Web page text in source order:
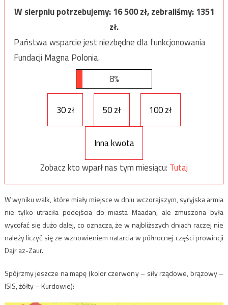
W sierpniu potrzebujemy:16 500zł, zebraliśmy:1351
zł.
Państwa wsparcie jest niezbędne dla funkcjonowania
Fundacji Magna Polonia.
8%
30 zł 50 zł 100 zł
Inna kwota
Zobacz kto wparł nas tym miesiącu: Tutaj
W wyniku walk, które miały miejsce w dniu wczorajszym, syryjska armia
nie tylko utraciła podejścia do miasta Maadan, ale zmuszona była
wycofać się dużo dalej, co oznacza, że w najbliższych dniach raczej nie
należy liczyć się ze wznowieniem natarcia w północnej części prowincji
Dajr az-Zaur.
Spójrzmy jeszcze na mapę (kolor czerwony – siły rządowe, brązowy –
ISIS, żółty – Kurdowie):